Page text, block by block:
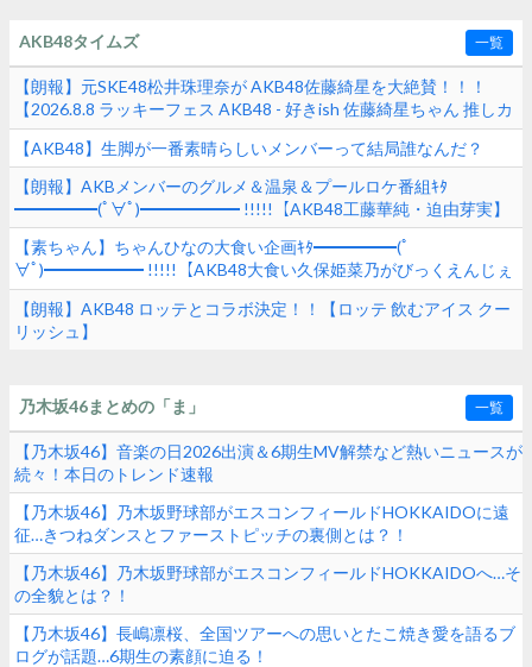
AKB48タイムズ 一覧
【朗報】元SKE48松井珠理奈が AKB48佐藤綺星を大絶賛！！！
【2026.8.8 ラッキーフェス AKB48 - 好きish 佐藤綺星ちゃん 推しカ
メラ】
【AKB48】生脚が一番素晴らしいメンバーって結局誰なんだ？
【朗報】AKBメンバーのグルメ＆温泉＆プールロケ番組ｷﾀ
━━━━━(ﾟ∀ﾟ)━━━━━━ !!!!!【AKB48工藤華純・迫由芽実】
【素ちゃん】ちゃんひなの大食い企画ｷﾀ━━━━━(ﾟ
∀ﾟ)━━━━━━ !!!!!【AKB48大食い久保姫菜乃がびっくえんじぇ
るの食生活に挑戦！マヨ＆ホイップ地獄でヤバすぎた！？】
【朗報】AKB48 ロッテとコラボ決定！！【ロッテ 飲むアイス クー
リッシュ】
乃木坂46まとめの「ま」 一覧
【乃木坂46】音楽の日2026出演＆6期生MV解禁など熱いニュースが
続々！本日のトレンド速報
【乃木坂46】乃木坂野球部がエスコンフィールドHOKKAIDOに遠
征…きつねダンスとファーストピッチの裏側とは？！
【乃木坂46】乃木坂野球部がエスコンフィールドHOKKAIDOへ…そ
の全貌とは？！
【乃木坂46】長嶋凛桜、全国ツアーへの思いとたこ焼き愛を語るブ
ログが話題…6期生の素顔に迫る！